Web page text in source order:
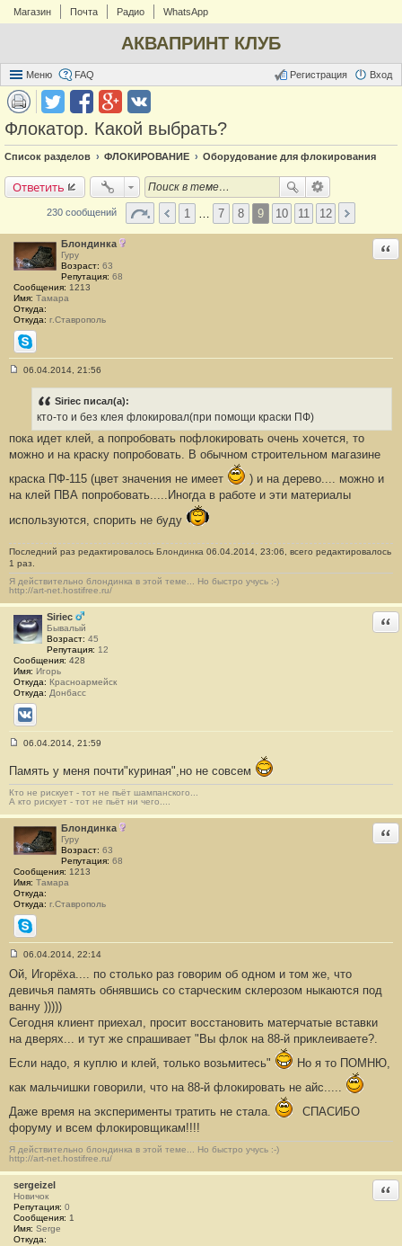
Магазин Почта Радио WhatsApp
АКВАПРИНТ КЛУБ
Меню FAQ Вход
Регистрация
Флокатор. Какой выбрать?
Список разделов ФЛОКИРОВАНИЕ Оборудование для флокирования
Ответить
230 сообщений 1 7 8 9 10 11 12
Блондинка
Гуру
Возраст: 63
Репутация: 68
Сообщения: 1213
Имя: Тамара
Откуда:
Откуда: г.Ставрополь
Skype
н
и
#
1
6
06.04.2014, 21:56
Siriec писал(а):
кто-то и без клея флокировал(при помощи краски ПФ)
пока идет клей, а попробовать пофлокировать очень хочется, то
можно и на краску попробовать. В обычном строительном магазине
краска ПФ-115 (цвет значения не имеет
) и на дерево.... можно и
на клей ПВА попробовать.....Иногда в работе и эти материалы
используются, спорить не буду
Последний раз редактировалось Блондинка 06.04.2014, 23:06, всего редактировалось
1 раз.
Я действительно блондинка в этой теме... Но быстро учусь :-)
http://art-net.hostifree.ru/
Siriec
Бывалый
Возраст: 45
Репутация: 12
Сообщения: 428
Имя: Игорь
Откуда: Красноармейск
Откуда: Донбасс
ВКонтакте
о
б
щ
е
н
и
е
#
6
2
06.04.2014, 21:59
Память у меня почти"куриная",но не совсем
Кто не рискует - тот не пьёт шампанского...
А кто рискует - тот не пьёт ни чего....
Блондинка
Гуру
Возраст: 63
Репутация: 68
Сообщения: 1213
Имя: Тамара
Откуда:
Откуда: г.Ставрополь
Skype
о
б
щ
н
и
#
1
3
06.04.2014, 22:14
Ой, Игорёха.... по столько раз говорим об одном и том же, что
девичья память обнявшись со старческим склерозом ныкаются под
ванну )))))
Сегодня клиент приехал, просит восстановить матерчатые вставки
на дверях... и тут же спрашивает "Вы флок на 88-й приклеиваете?.
Если надо, я куплю и клей, только возьмитесь"
Но я то ПОМНЮ,
как мальчишки говорили, что на 88-й флокировать не айс.....
Даже время на эксперименты тратить не стала.
СПАСИБО
форуму и всем флокировщикам!!!!
Я действительно блондинка в этой теме... Но быстро учусь :-)
http://art-net.hostifree.ru/
sergeizel
Новичок
Репутация: 0
Сообщения: 1
Имя: Serge
Откуда: